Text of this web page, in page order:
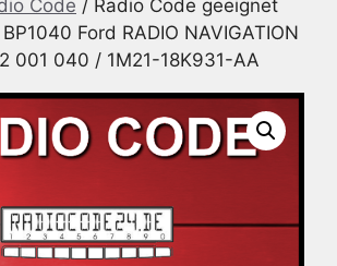
Code / Radio Code geeignet
Ford RADIO NAVIGATION
001 040 / 1M21-18K931-AA